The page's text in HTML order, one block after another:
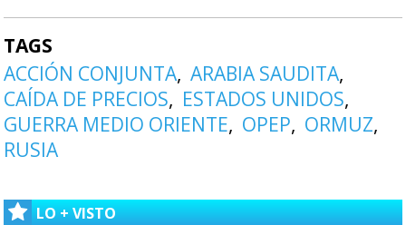
TAGS
ACCIÓN CONJUNTA ARABIA SAUDITA
CAÍDA DE PRECIOS
ESTADOS UNIDOS
GUERRA MEDIO ORIENTE
OPEP
ORMUZ
RUSIA
LO + VISTO